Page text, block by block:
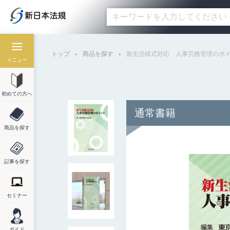
メニュー
初めての方へ
商品を探す
記事を探す
セミナー
トップ 商品を探す 新生活様式対応 人事労務管理のポ
通常書籍